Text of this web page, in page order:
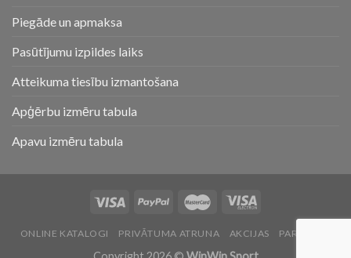
Piegāde un apmaksa
Pasūtījumu izpildes laiks
Atteikuma tiesību izmantošana
Apģērbu izmēru tabula
Apavu izmēru tabula
ONLINE KATALOGI PRIVĀTUMA ATRUNA AKCIJAS PAR MUMS